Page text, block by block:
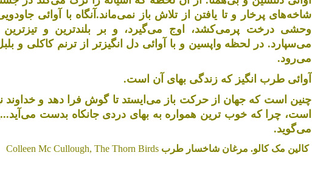
شاخه‌های پرخار و تا یافتن از تلاش باز نمی‌‌ماند.آنگاه با آوائی
وحشی درخت پرمی‌کشد، اوج می‌گیرد، و بر بلندترین و
می‌سپارد. در لحظه واپسین و با آوائی دل انگیزتر از ترنم کاکلی و
می‌رود.
آوائی طرب انگیز که زندگی بهای آن است.
چنین است که جهان از حرکت باز می‌ایستد تا گوش فرا دهد و خداوند
است، چرا که خوب ترین همواره به بهای دردی جانکاه بدست
می‌گوید.
کالین مک کالو. مرغان شاخسار طرب Colleen Mc Cullough, The Thorn Birds